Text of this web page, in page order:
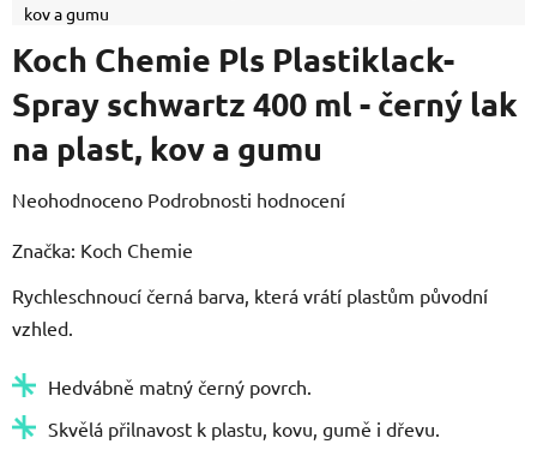
kov a gumu
Rychleschnoucí černá barva, která vrátí plastům původní
vzhled.
Hedvábně matný černý povrch.
Skvělá přilnavost k plastu, kovu, gumě i dřevu.
Koch Chemie Pls Plastiklack-
Spray schwartz 400 ml - černý lak
na plast, kov a gumu
Průměrné
produktu
je
0,0
5
hvězdiček.
Neohodnoceno Podrobnosti hodnocení
Značka: Koch Chemie